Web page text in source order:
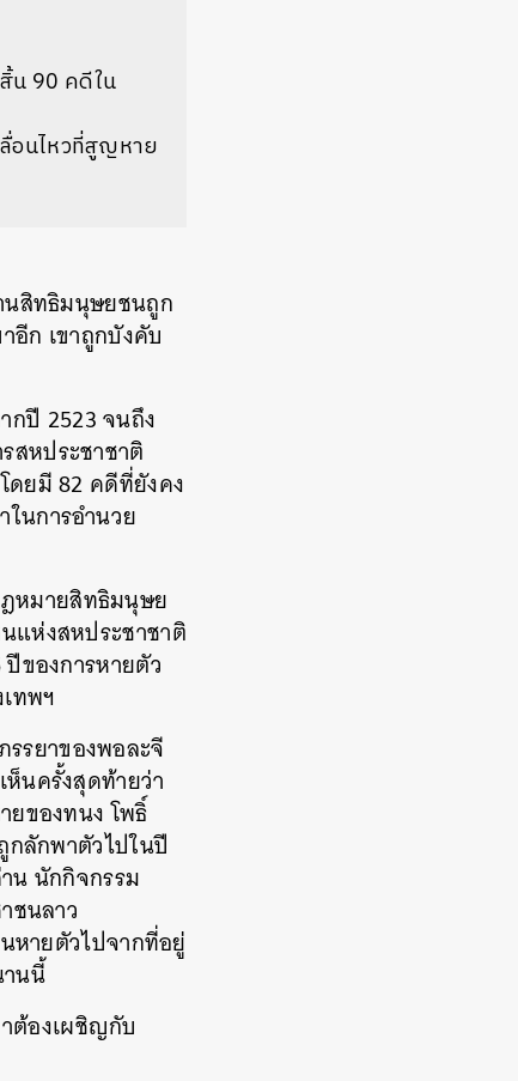
90 คดีใน
อนไหวที่สูญหาย
นสิทธิมนุษยชนถูก
อีก เขาถูกบังคับ
ปี 2523 จนถึง
สหประชาชาติ
ดยมี 82 คดีที่ยังคง
นการอำนวย
หมายสิทธิมนุษย
แห่งสหประชาชาติ
ของการหายตัว
ทพฯ
รยาของพอละจี
นครั้งสุดท้ายว่า
ยของทนง โพธิ์
กลักพาตัวไปในปี
น นักกิจกรรม
ชนลาว
หายตัวไปจากที่อยู่
นนี้
ต้องเผชิญกับ